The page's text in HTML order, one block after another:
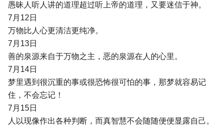
愚昧人听人讲的道理超过听上帝的道理，又要迷信于神。
7月12日
万物比人心更清洁更纯净。
7月13日
善的泉源来自于万物之主，恶的泉源在人的心里。
7月14日
梦里遇到很沉重的事或很恐怖很可怕的事，那梦就容易记
住，不会忘记！
7月15日
人以现像作出各种判断，而真智慧不会随随便便显露自己。